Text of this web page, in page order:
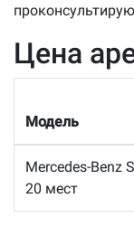
Цена
Модель
Mercedes-Benz
20 мест